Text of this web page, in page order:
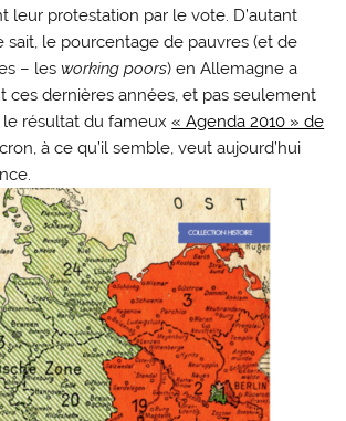
leur protestation par le vote. D’autant
le pourcentage de pauvres (et de
– lesworking poors) en Allemagne a
ces dernières années, et pas seulement
le résultat du fameux« Agenda 2010 » de
à ce qu’il semble, veut aujourd’hui